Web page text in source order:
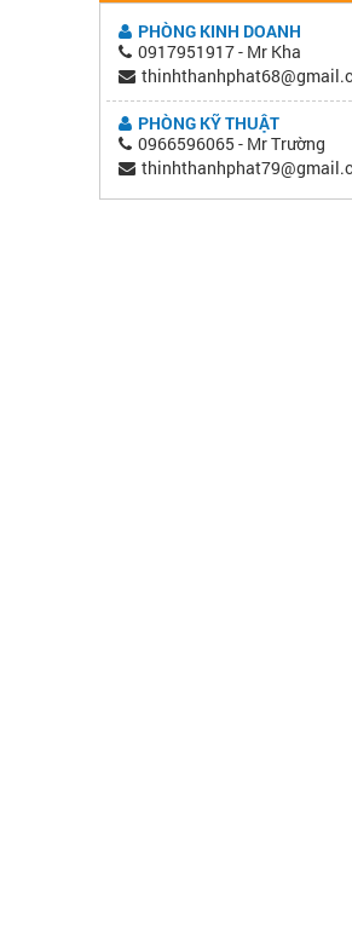
PHÒNG KINH DOANH
0917951917 - Mr Kha
PHÒNG KỸ THUẬT
0966596065 - Mr Trường